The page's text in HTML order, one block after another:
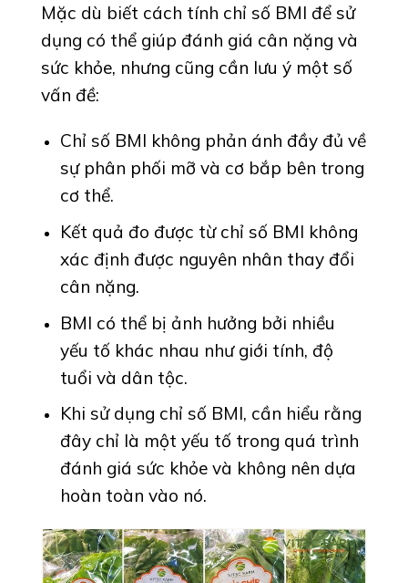
Mặc dù biết cách tính chỉ số BMI để sử
dụng có thể giúp đánh giá cân nặng và
sức khỏe, nhưng cũng cần lưu ý một số
vấn đề:
Chỉ số BMI không phản ánh đầy đủ về
sự phân phối mỡ và cơ bắp bên trong
cơ thể.
Kết quả đo được từ chỉ số BMI không
xác định được nguyên nhân thay đổi
cân nặng.
BMI có thể bị ảnh hưởng bởi nhiều
yếu tố khác nhau như giới tính, độ
tuổi và dân tộc.
Khi sử dụng chỉ số BMI, cần hiểu rằng
đây chỉ là một yếu tố trong quá trình
đánh giá sức khỏe và không nên dựa
hoàn toàn vào nó.